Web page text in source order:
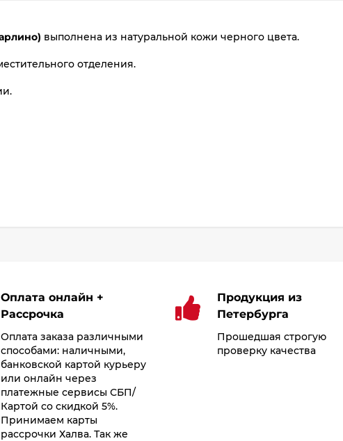
выполнена из натуральной кожи черного цвета.
отделения.
Оплата онлайн +
Рассрочка
Оплата заказа различными
способами: наличными,
банковской картой курьеру
или онлайн через
платежные сервисы СБП/
Картой со скидкой 5%.
Принимаем карты
рассрочки Халва. Так же
Продукция из
Петербурга
Прошедшая строгую
проверку качества